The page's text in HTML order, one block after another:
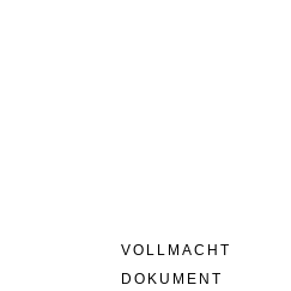
VOLLMACHT
DOKUMENT